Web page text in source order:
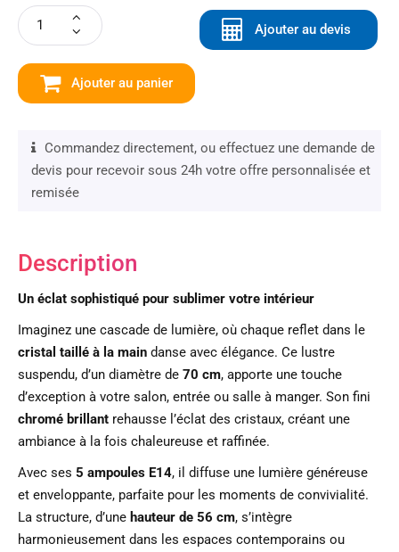
Ajouter au panier
Ajouter au devis
Commandez directement, ou effectuez une demande de
devis pour recevoir sous 24h votre offre personnalisée et
remisée
Description
Un éclat sophistiqué pour sublimer votre intérieur
Imaginez une cascade de lumière, où chaque reflet dans le
cristal taillé à la main danse avec élégance. Ce lustre
suspendu, d’un diamètre de 70 cm, apporte une touche
d’exception à votre salon, entrée ou salle à manger. Son fini
chromé brillant rehausse l’éclat des cristaux, créant une
ambiance à la fois chaleureuse et raffinée.
Avec ses 5 ampoules E14, il diffuse une lumière généreuse
et enveloppante, parfaite pour les moments de convivialité.
La structure, d’une hauteur de 56 cm, s’intègre
harmonieusement dans les espaces contemporains ou